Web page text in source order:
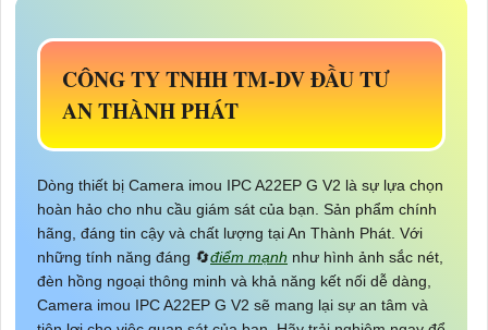
CÔNG TY TNHH TM-DV ĐẦU TƯ
AN THÀNH PHÁT
Dòng thiết bị Camera imou IPC A22EP G V2 là sự lựa chọn
hoàn hảo cho nhu cầu giám sát của bạn. Sản phẩm chính
hãng, đáng tin cậy và chất lượng tại An Thành Phát. Với
những tính năng đáng 🔄điểm mạnh như hình ảnh sắc nét,
đèn hồng ngoại thông minh và khả năng kết nối dễ dàng,
Camera imou IPC A22EP G V2 sẽ mang lại sự an tâm và